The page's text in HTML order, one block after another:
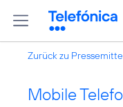
Zurück zu
Mobile